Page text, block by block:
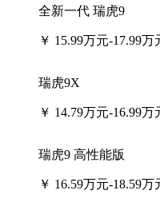
全新一代 瑞虎9
￥ 15.99万元-17.99万
瑞虎9X
￥ 14.79万元-16.99万
瑞虎9 高性能版
￥ 16.59万元-18.59万